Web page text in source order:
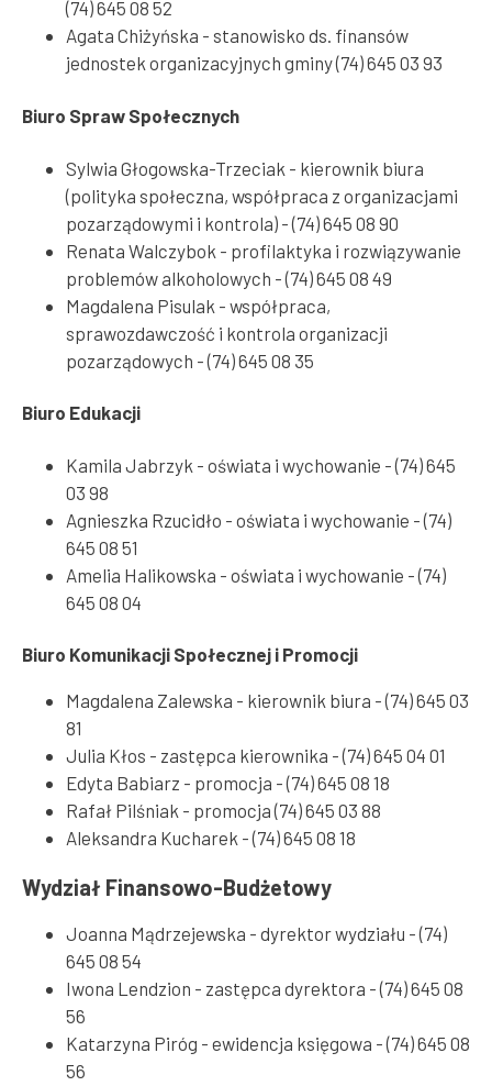
(74) 645 08 52
Agata Chiżyńska - stanowisko ds. finansów
jednostek organizacyjnych gminy (74) 645 03 93
Biuro Spraw Społecznych
Sylwia Głogowska-Trzeciak - kierownik biura
(polityka społeczna, współpraca z organizacjami
pozarządowymi i kontrola) - (74) 645 08 90
Renata Walczybok - profilaktyka i rozwiązywanie
problemów alkoholowych - (74) 645 08 49
Magdalena Pisulak - współpraca,
sprawozdawczość i kontrola organizacji
pozarządowych - (74) 645 08 35
Biuro Edukacji
Kamila Jabrzyk - oświata i wychowanie - (74) 645
03 98
Agnieszka Rzucidło - oświata i wychowanie - (74)
645 08 51
Amelia Halikowska - oświata i wychowanie - (74)
645 08 04
Biuro Komunikacji Społecznej i Promocji
Magdalena Zalewska - kierownik biura - (74) 645 03
81
Julia Kłos - zastępca kierownika - (74) 645 04 01
Edyta Babiarz - promocja - (74) 645 08 18
Rafał Pilśniak - promocja (74) 645 03 88
Aleksandra Kucharek - (74) 645 08 18
Wydział Finansowo-Budżetowy
Joanna Mądrzejewska - dyrektor wydziału - (74)
645 08 54
Iwona Lendzion - zastępca dyrektora - (74) 645 08
56
Katarzyna Piróg - ewidencja księgowa - (74) 645 08
56